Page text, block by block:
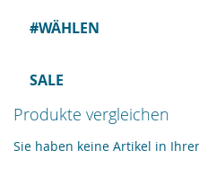
#WÄHLEN
SALE
Produkte vergleichen
Sie haben keine Artikel in